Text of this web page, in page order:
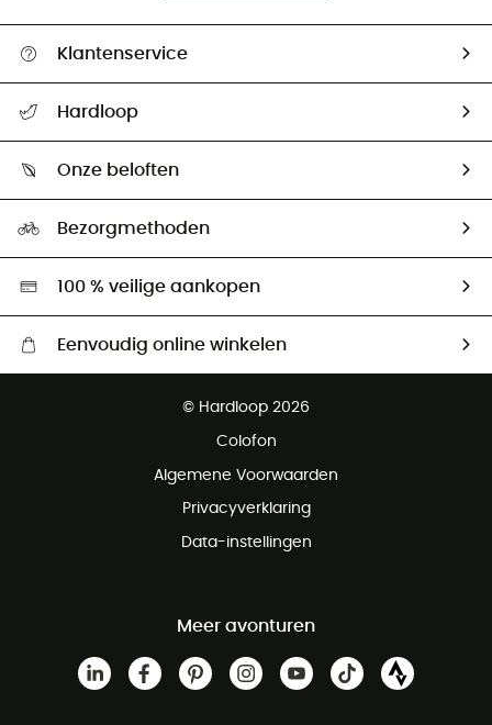
Klantenservice
Mijn zending volgen
Retourzendingen & Terugbetalingen
Hardloop
Onze beloften
Bezorgmethoden
100 % veilige aankopen
Eenvoudig online winkelen
Gratis retourneren binnen 100 dagen
© Hardloop 2026
Colofon
Algemene Voorwaarden
Privacyverklaring
Data-instellingen
Meer avonturen